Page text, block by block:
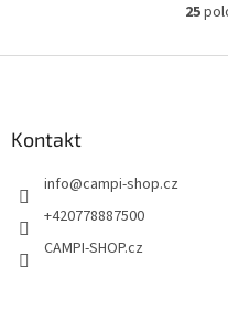
25
Kontakt
info@campi-shop.cz
+420778887500
CAMPI-SHOP.cz